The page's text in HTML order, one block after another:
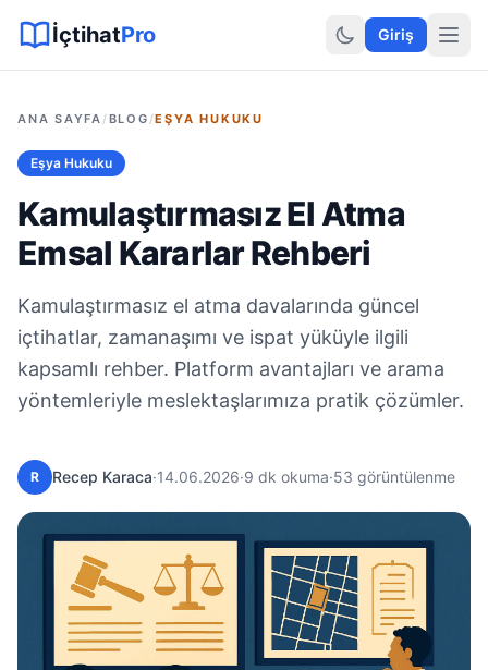
Hukuki Araçlar
İçtihatPro Giriş
ANA SAYFA /BLOG /EŞYA HUKUKU
Eşya Hukuku
Kamulaştırmasız El Atma
Emsal Kararlar Rehberi
Kamulaştırmasız el atma davalarında güncel
içtihatlar, zamanaşımı ve ispat yüküyle ilgili
kapsamlı rehber. Platform avantajları ve arama
yöntemleriyle meslektaşlarımıza pratik çözümler.
R Recep Karaca·14.06.2026·9 dk okuma·53 görüntülenme